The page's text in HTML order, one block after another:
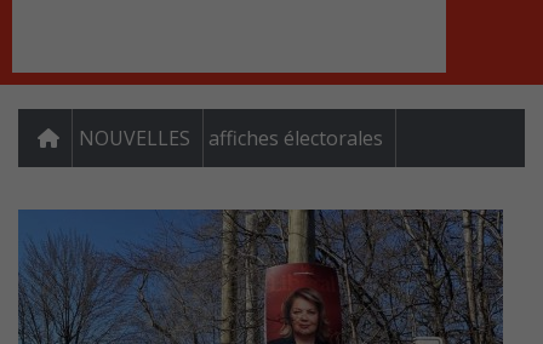
NOUVELLES affiches électorales